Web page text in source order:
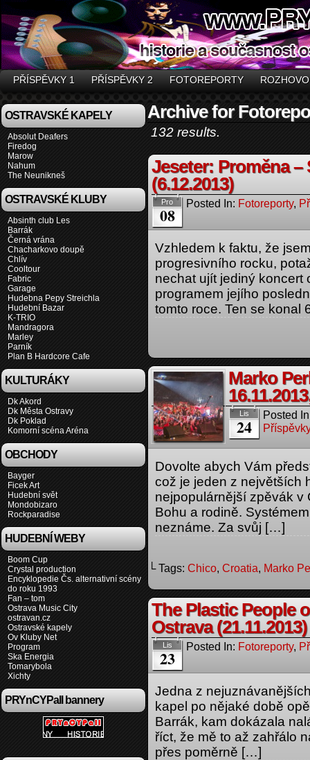
PŘÍSPĚVKY 1 PŘÍSPĚVKY 2 FOTOREPORTY
OSTRAVSKÉ KAPELY
Absolut Deafers
Firedog
Marow
Nahum
The Neunikneš
OSTRAVSKÉ KLUBY
Absinth club Les
Barrák
Černá vrána
Chacharkovo doupě
Chlív
Cooltour
Fabric
Garage
Hudebna Pepy Streichla
Hudební Bazar
K-TRIO
Mandragora
Marley
Parník
Plan B Hardcore Cafe
KULTURÁKY
Dk Akord
Dk Města Ostravy
Dk Poklad
Komorní scéna Aréna
OBCHODY
Bayger
Ficek Art
Hudební svět
Mondobizaro
Rockparadise
HUDEBNÍ WEBY
Boom Cup
Crystal production
Encyklopedie Čs. alternativní scény
do roku 1993
Fan – tom
Ostrava Music City
ostravan.cz
Ostravské kapely
Ov Kluby Net
Program
Ska Energia
Tomarybola
Xichty
PRYnCYPall bannery
Archive for
132 results.
Jeseter: Proměna –
(6.12.2013)
Pro
08
Posted In: Fotoreporty,
Vzhledem k faktu, že
progresivního rocku,
nechat ujít jediný koncert
programem jejího
tomto roce. Ten se konal
Marko
Lis
24
Posted
Dovolte abych Vám
což je jeden z největších
nejpopulárnější zpěvák v
Bohu a rodině.
neznáme. Za svůj […]
└ Tags: Chico, Croatia, Marko
The Plastic People
Ostrava (21.11.2013)
Lis
23
Posted In: Fotoreporty,
Jedna z
kapel po nějaké době
Barrák, kam dokázala
říct, že mě to až zahřálo
přes poměrně […]